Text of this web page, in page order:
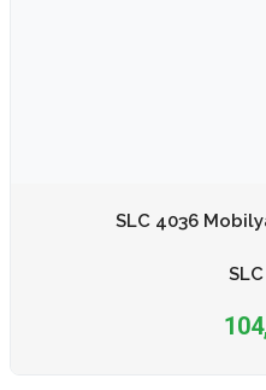
SLC 4036